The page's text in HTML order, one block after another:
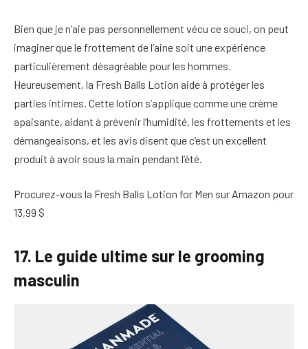
Bien que je n’aie pas personnellement vécu ce souci, on peut
imaginer que le frottement de l’aine soit une expérience
particulièrement désagréable pour les hommes.
Heureusement, la Fresh Balls Lotion aide à protéger les
parties intimes. Cette lotion s’applique comme une crème
apaisante, aidant à prévenir l’humidité, les frottements et les
démangeaisons, et les avis disent que c’est un excellent
produit à avoir sous la main pendant l’été.
Procurez-vous la Fresh Balls Lotion for Men sur Amazon pour
13,99 $
17. Le guide ultime sur le grooming
masculin